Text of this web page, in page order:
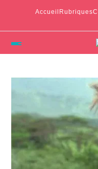
Accueil Rubriques